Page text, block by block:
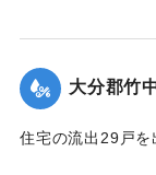
｜固有コード:
大分郡竹
住宅の流出29戸を